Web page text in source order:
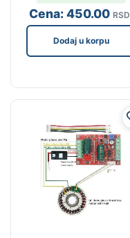
Cena:450.00 RSD
Dodaj u korpu